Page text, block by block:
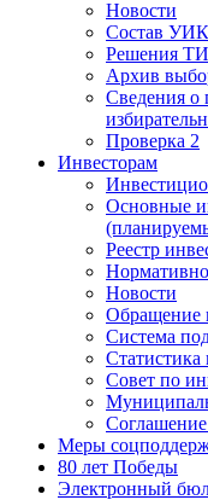
Новости
Состав УИК
Решения
Архив
Сведения о
Проверка 2
Инвесторам
Основные
Реестр
Новости
Обращение
Система
Статистика
Совет по
Соглашение
Меры
80 лет Победы
Электронный